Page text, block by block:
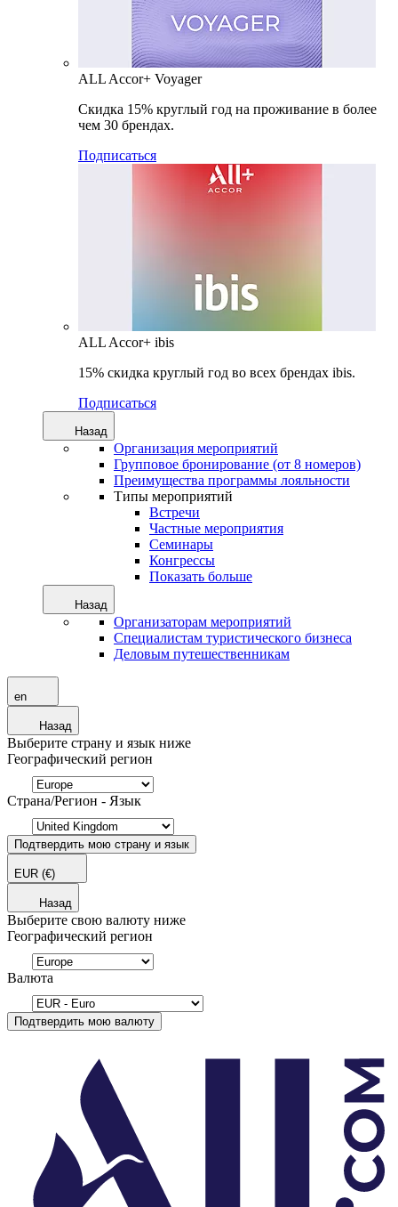
ALL Accor+ Voyager
Скидка 15% круглый год на проживание в более
чем 30 брендах.
Подписаться
ALL Accor+ ibis
15% скидка круглый год во всех брендах ibis.
Подписаться
Назад
Организация мероприятий
Групповое бронирование (от 8 номеров)
Преимущества программы лояльности
Типы мероприятий
Встречи
Частные мероприятия
Семинары
Конгрессы
Показать больше
Назад
Организаторам мероприятий
Специалистам туристического бизнеса
Деловым путешественникам
en
Назад
Выберите страну и язык ниже
Географический регион
Страна/Регион - Язык
Подтвердить мою страну и язык
EUR (€)
Назад
Выберите свою валюту ниже
Географический регион
Валюта
Подтвердить мою валюту